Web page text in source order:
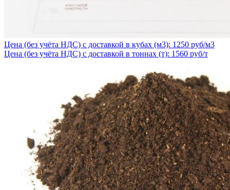
Цена (без учёта НДС) с доставкой в кубах (м3): 1250 руб/м3
Цена (без учёта НДС) с доставкой в тоннах (т): 1560 руб/т